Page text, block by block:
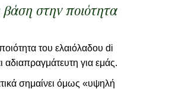
βάση στην ποιότητα
του ελαιόλαδου di
αδιαπραγμάτευτη για εμάς.
σημαίνει όμως «υψηλή